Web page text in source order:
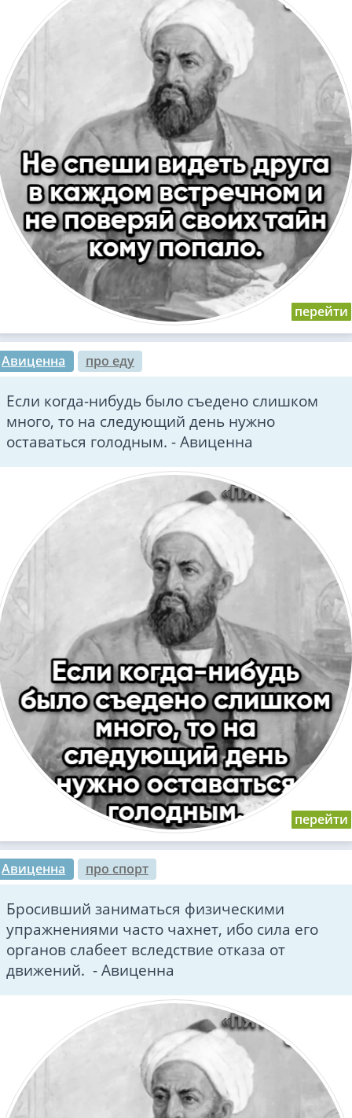
Авиценна про еду
Если когда-нибудь было съедено слишком
много, то на следующий день нужно
оставаться голодным. - Авиценна
Авиценна про спорт
Бросивший заниматься физическими
упражнениями часто чахнет, ибо сила его
органов слабеет вследствие отказа от
движений. - Авиценна